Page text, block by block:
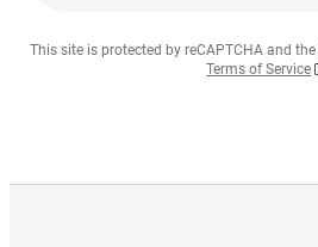
This site is protected by reCAPTCHA and the
Terms of Service